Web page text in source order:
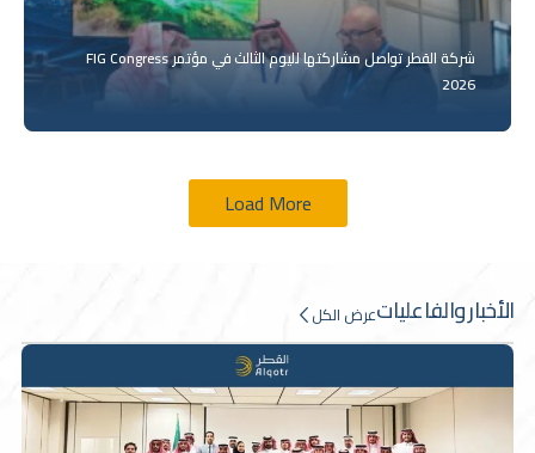
شركة القطر تواصل مشاركتها لليوم الثالث في مؤتمر FIG Congress
2026
Load More
الأخباروالفاعلياتعرض الكل